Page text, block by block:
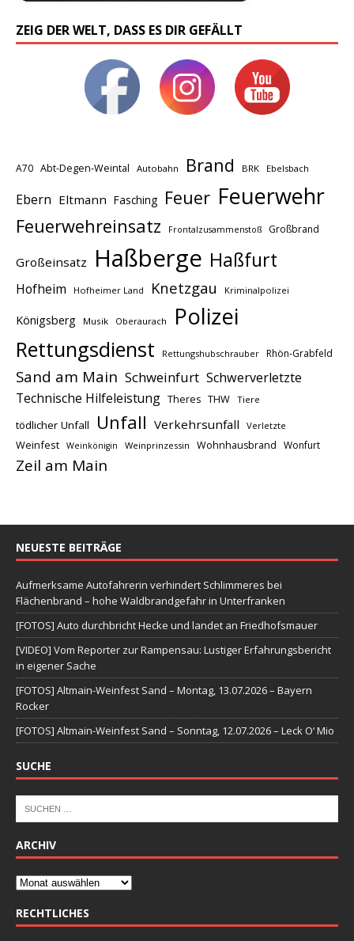
ZEIG DER WELT, DASS ES DIR GEFÄLLT
A70 Abt-Degen-Weintal Autobahn Brand BRK Ebelsbach
Ebern Eltmann Fasching Feuer Feuerwehr
Feuerwehreinsatz Frontalzusammenstoß Großbrand
Großeinsatz Haßberge Haßfurt
Hofheim Hofheimer Land Knetzgau Kriminalpolizei
Königsberg Musik Oberaurach Polizei
Rettungsdienst Rettungshubschrauber Rhön-Grabfeld
Sand am Main Schweinfurt Schwerverletzte
Technische Hilfeleistung Theres THW Tiere
tödlicher Unfall Unfall Verkehrsunfall Verletzte
Weinfest Weinkönigin Weinprinzessin Wohnhausbrand Wonfurt
Zeil am Main
NEUESTE BEITRÄGE
Aufmerksame Autofahrerin verhindert Schlimmeres bei
Flächenbrand – hohe Waldbrandgefahr in Unterfranken
[FOTOS] Auto durchbricht Hecke und landet an Friedhofsmauer
[VIDEO] Vom Reporter zur Rampensau: Lustiger Erfahrungsbericht
in eigener Sache
[FOTOS] Altmain-Weinfest Sand – Montag, 13.07.2026 – Bayern
Rocker
[FOTOS] Altmain-Weinfest Sand – Sonntag, 12.07.2026 – Leck O‘ Mio
SUCHE
ARCHIV
RECHTLICHES